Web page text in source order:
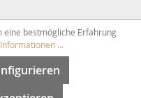
eine bestmögliche Erfahrung
...